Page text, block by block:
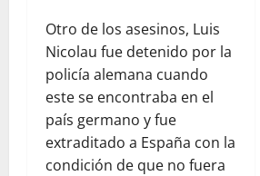
Otro de los asesinos, Luis
Nicolau fue detenido por la
policía alemana cuando
este se encontraba en el
país germano y fue
extraditado a España con la
condición de que no fuera